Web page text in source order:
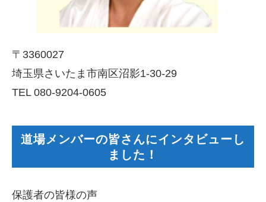
〒3360027
埼玉県さいたま市南区沼影1-30-29
TEL 080-9204-0605
道場メンバーの皆さんにインタビューし
ました！
保護者の皆様の声